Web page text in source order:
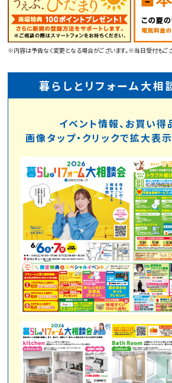
※内容は予告なく変更となる場合がございます。※当日受付もござ
暮らしとリフォーム大相
イベント情報、お買い得
画像タップ・クリックで拡大表示